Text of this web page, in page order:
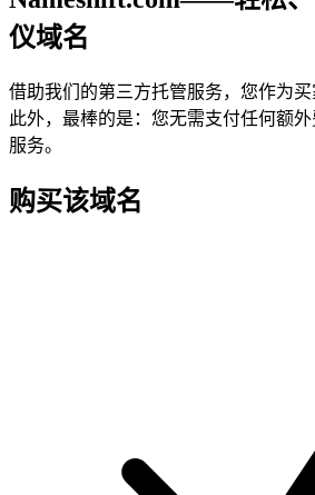
仪域名
借助我们的第三方托管服务，您作为买
此外，最棒的是：您无需支付任何额
服务。
购买该域名